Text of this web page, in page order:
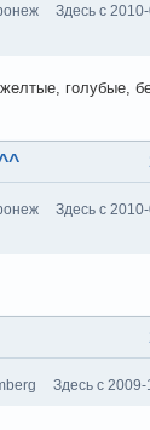
Здесь с
голубые,
Здесь с
Здесь с